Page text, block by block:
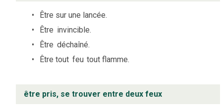
Être sur une lancée.
Être invincible.
Être déchaîné.
Être tout feu tout flamme.
être pris, se trouver entre deux feux